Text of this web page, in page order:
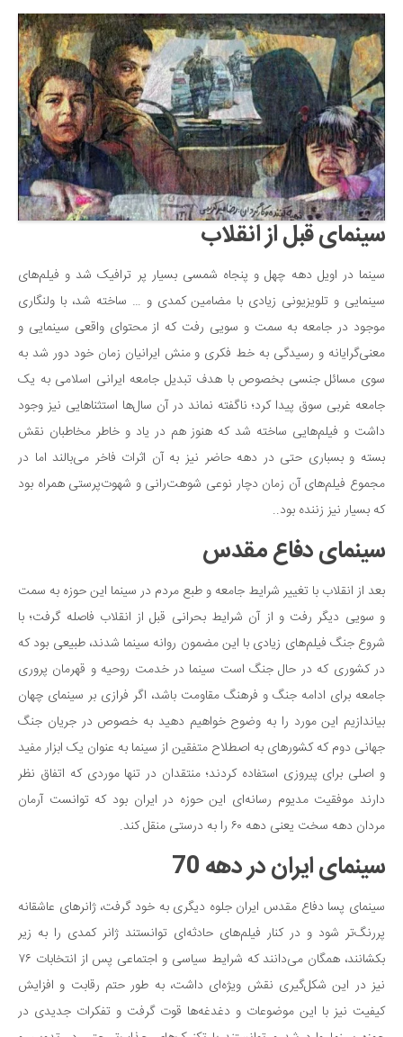
معماری
علمی
فناوری‌ها
نجوم و هوا فضا
زمین و محیط زیست
خودرو
سرگرمی
دانستنی‌ها
بازی
طنز
فال
مسابقه
اخبار
سینمای قبل از انقلاب
سینما در اویل دهه چهل و پنجاه شمسی بسیار پر ترافیک شد و فیلم‌های
سینمایی و تلویزیونی زیادی با مضامین کمدی و … ساخته شد، با ولنگاری
موجود در جامعه به سمت و سویی رفت که از محتوای واقعی سینمایی و
معنی‌گرایانه و رسیدگی به خط فکری و منش ایرانیان زمان خود دور شد به
سوی مسائل جنسی بخصوص با هدف تبدیل جامعه ایرانی اسلامی به یک
جامعه غربی سوق پیدا کرد؛ ناگفته نماند در آن سال‌ها استثناهایی نیز وجود
داشت و فیلم‌هایی ساخته شد که هنوز هم در یاد و خاطر مخاطبان نقش
بسته و بسباری حتی در دهه حاضر نیز به آن اثرات فاخر می‌بالند اما در
مجموع فیلم‌های آن زمان دچار نوعی شوهت‌رانی و شهوت‌پرستی همراه بود
که بسیار نیز زننده بود..
سینمای دفاع مقدس
بعد از انقلاب با تغییر شرایط جامعه و طبع مردم در سینما این حوزه به سمت
و سویی دیگر رفت و از آن شرایط بحرانی قبل از انقلاب فاصله گرفت؛ با
شروع جنگ فیلم‌های زیادی با این مضمون روانه سینما شدند، طبیعی بود که
در کشوری که در حال جنگ است سینما در خدمت روحیه و قهرمان پروری
جامعه برای ادامه جنگ و فرهنگ مقاومت باشد، اگر فرازی بر سینمای چهان
بیاندازیم این مورد را به وضوح خواهیم دهید به خصوص در جریان جنگ
جهانی دوم که کشورهای به اصطلاح متفقین از سینما به عنوان یک ابزار مفید
و اصلی برای پیروزی استفاده کردند؛ منتقدان در تنها موردی که اتفاق نظر
دارند موفقیت مدیوم رسانه‌ای این حوزه در ایران بود که توانست آرمان
مردان دهه سخت یعنی دهه ۶۰ را به درستی منقل کند.
سینمای ایران در دهه 70
سینمای پسا دفاع مقدس ایران جلوه دیگری به خود گرفت، ژانرهای عاشقانه
پررنگ‌تر شود و در کنار فیلم‌های حادثه‌ای توانستند ژانر کمدی را به زیر
بکشانند، همگان می‌دانند که شرایط سیاسی و اجتماعی پس از انتخابات ۷۶
نیز در این شکل‌گیری نقش ویژه‌ای داشت، به طور حتم رقابت و افزایش
کیفیت نیز با این موضوعات و دغدغه‌ها قوت گرفت و تفکرات جدیدی در